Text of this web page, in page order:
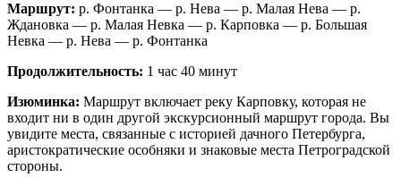
Маршрут: р. Фонтанка — р. Нева — р. Малая Нева — р.
Ждановка — р. Малая Невка — р. Карповка — р. Большая
Невка — р. Нева — р. Фонтанка
Продолжительность: 1 час 40 минут
Изюминка: Маршрут включает реку Карповку, которая не
входит ни в один другой экскурсионный маршрут города. Вы
увидите места, связанные с историей дачного Петербурга,
аристократические особняки и знаковые места Петроградской
стороны.